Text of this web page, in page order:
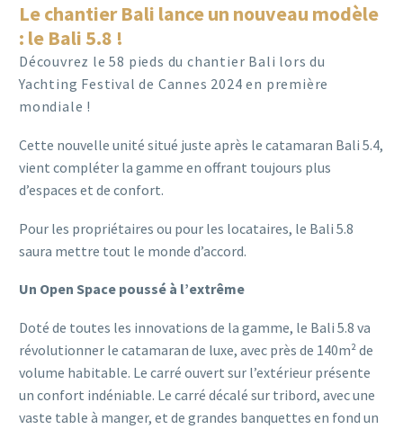
Le chantier Bali lance un nouveau modèle
: le Bali 5.8 !
Découvrez le 58 pieds du chantier Bali lors du
Yachting Festival de Cannes 2024 en première
mondiale !
Cette nouvelle unité situé juste après le catamaran Bali 5.4,
vient compléter la gamme en offrant toujours plus
d’espaces et de confort.
Pour les propriétaires ou pour les locataires, le Bali 5.8
saura mettre tout le monde d’accord.
Un Open Space poussé à l’extrême
Doté de toutes les innovations de la gamme, le Bali 5.8 va
révolutionner le catamaran de luxe, avec près de 140m² de
volume habitable. Le carré ouvert sur l’extérieur présente
un confort indéniable. Le carré décalé sur tribord, avec une
vaste table à manger, et de grandes banquettes en fond un